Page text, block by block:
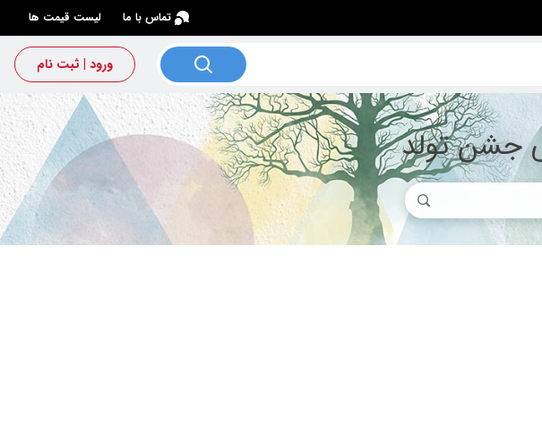
تماس با ما لیست قیمت ها
ورود | ثبت نام
جشن تولد
×